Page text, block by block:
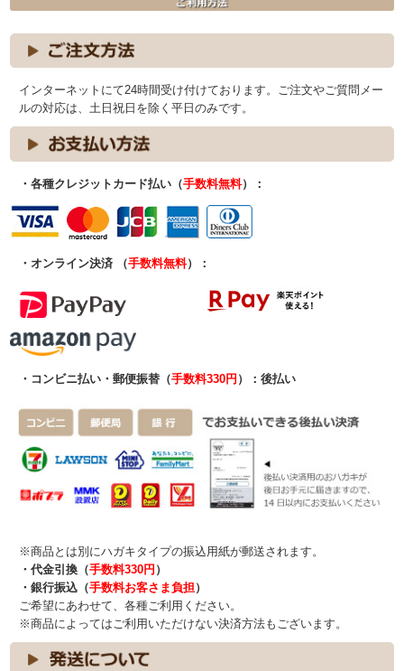
インターネットにて24時間受け付けております。ご注文やご質問メー
ルの対応は、土日祝日を除く平日のみです。
・各種クレジットカード払い（手数料無料）：
・オンライン決済 （手数料無料）：
・コンビニ払い・郵便振替（手数料330円 ）：後払い
※商品とは別にハガキタイプの振込用紙が郵送されます。
・代金引換（手数料330円 ）
・銀行振込（手数料お客さま負担 ）
ご希望にあわせて、各種ご利用ください。
※商品によってはご利用いただけない決済方法もございます。